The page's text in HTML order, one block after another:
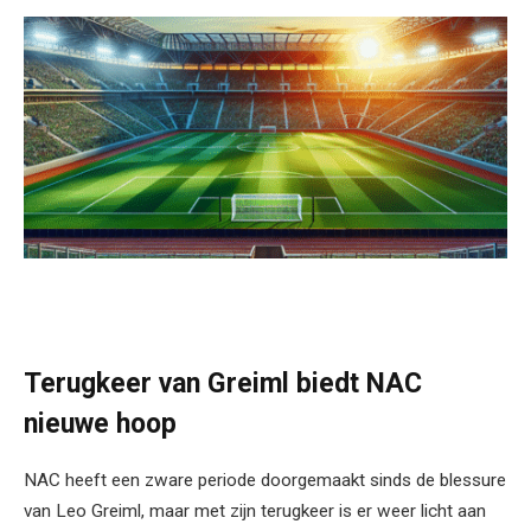
Terugkeer van Greiml biedt NAC
nieuwe hoop
NAC heeft een zware periode doorgemaakt sinds de blessure
van Leo Greiml, maar met zijn terugkeer is er weer licht aan